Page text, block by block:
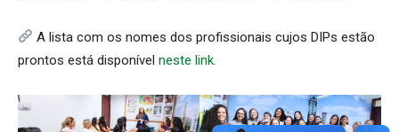
A lista com os nomes dos profissionais cujos DIPs estão
prontos está disponível neste link.